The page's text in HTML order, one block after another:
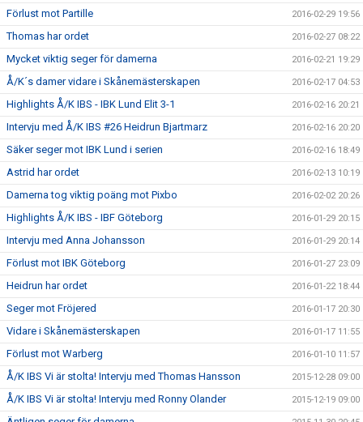
Förlust mot Partille 2016-02-29 19:56
Thomas har ordet 2016-02-27 08:22
Mycket viktig seger för damerna 2016-02-21 19:29
Å/K´s damer vidare i Skånemästerskapen 2016-02-17 04:53
Highlights Å/K IBS - IBK Lund Elit 3-1 2016-02-16 20:21
Intervju med Å/K IBS #26 Heidrun Bjartmarz 2016-02-16 20:20
Säker seger mot IBK Lund i serien 2016-02-16 18:49
Astrid har ordet 2016-02-13 10:19
Damerna tog viktig poäng mot Pixbo 2016-02-02 20:26
Highlights Å/K IBS - IBF Göteborg 2016-01-29 20:15
Intervju med Anna Johansson 2016-01-29 20:14
Förlust mot IBK Göteborg 2016-01-27 23:09
Heidrun har ordet 2016-01-22 18:44
Seger mot Fröjered 2016-01-17 20:30
Vidare i Skånemästerskapen 2016-01-17 11:55
Förlust mot Warberg 2016-01-10 11:57
Å/K IBS Vi är stolta! Intervju med Thomas Hansson 2015-12-28 09:00
Å/K IBS Vi är stolta! Intervju med Ronny Olander 2015-12-19 09:00